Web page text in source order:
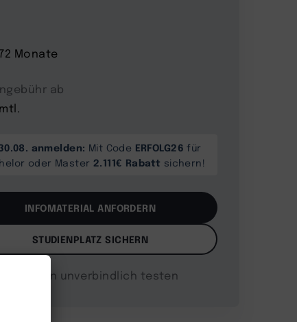
Monate
ab
anmelden: Mit Code ERFOLG26 für
oder Master 2.111€ Rabatt sichern!
INFOMATERIAL ANFORDERN
STUDIENPLATZ SICHERN
4 Wochen unverbindlich testen